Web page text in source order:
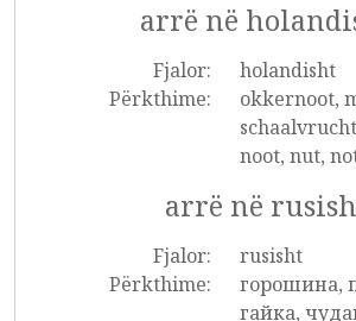
arrë në
Fjalor:
holandisht
Përkthime:
okkernoot,
noot, nut,
arrë në
Fjalor:
rusisht
Përkthime:
горошина,
гайка,